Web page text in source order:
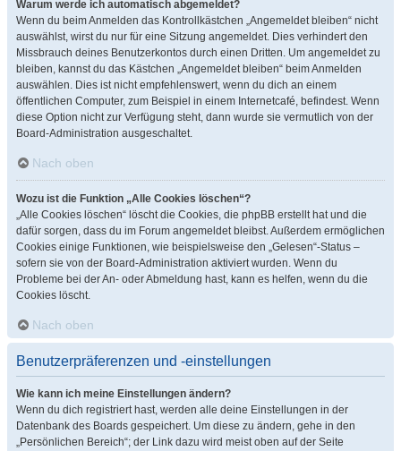
Warum werde ich automatisch abgemeldet?
Wenn du beim Anmelden das Kontrollkästchen „Angemeldet bleiben“ nicht
auswählst, wirst du nur für eine Sitzung angemeldet. Dies verhindert den
Missbrauch deines Benutzerkontos durch einen Dritten. Um angemeldet zu
bleiben, kannst du das Kästchen „Angemeldet bleiben“ beim Anmelden
auswählen. Dies ist nicht empfehlenswert, wenn du dich an einem
öffentlichen Computer, zum Beispiel in einem Internetcafé, befindest. Wenn
diese Option nicht zur Verfügung steht, dann wurde sie vermutlich von der
Board-Administration ausgeschaltet.
Nach oben
Wozu ist die Funktion „Alle Cookies löschen“?
„Alle Cookies löschen“ löscht die Cookies, die phpBB erstellt hat und die
dafür sorgen, dass du im Forum angemeldet bleibst. Außerdem ermöglichen
Cookies einige Funktionen, wie beispielsweise den „Gelesen“-Status –
sofern sie von der Board-Administration aktiviert wurden. Wenn du
Probleme bei der An- oder Abmeldung hast, kann es helfen, wenn du die
Cookies löscht.
Nach oben
Benutzerpräferenzen und -einstellungen
Wie kann ich meine Einstellungen ändern?
Wenn du dich registriert hast, werden alle deine Einstellungen in der
Datenbank des Boards gespeichert. Um diese zu ändern, gehe in den
„Persönlichen Bereich“; der Link dazu wird meist oben auf der Seite